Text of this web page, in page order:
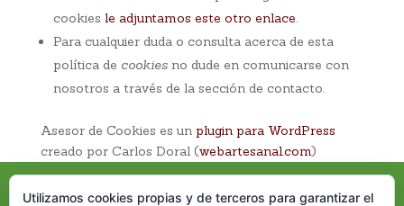
cookies le adjuntamos este otro enlace.
Para cualquier duda o consulta acerca de esta
política de cookiesno dude en comunicarse con
nosotros a través de la sección de contacto.
Asesor de Cookies es un plugin para WordPress
creado por Carlos Doral (webartesanal.com)
Utilizamos cookies propias y de terceros para garantizar el